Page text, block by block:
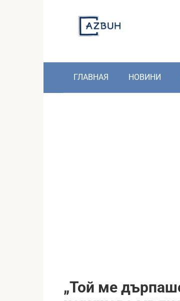
ГЛАВНАЯ НОВИНИ
„Той ме